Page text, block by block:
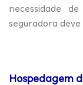
necessidade
seguradora
Hospedagem